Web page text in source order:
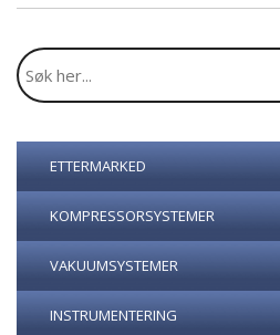
ETTERMARKED
KOMPRESSORSYSTEMER
VAKUUMSYSTEMER
INSTRUMENTERING